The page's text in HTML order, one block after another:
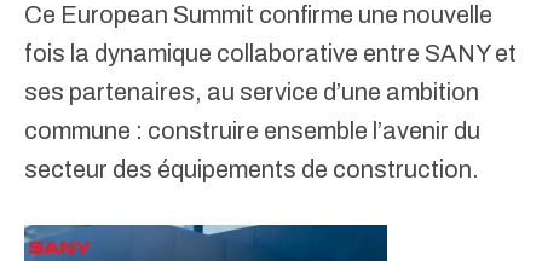
Ce European Summit confirme une nouvelle
fois la dynamique collaborative entre SANY et
ses partenaires, au service d’une ambition
commune : construire ensemble l’avenir du
secteur des équipements de construction.